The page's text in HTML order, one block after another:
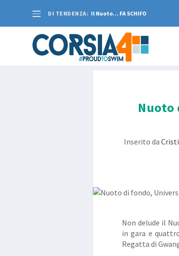
DI TENDENZA: Il Nuoto… FA SCHIFO
Nuoto
Inserito da
Non delude il
in gara e
Regatta di